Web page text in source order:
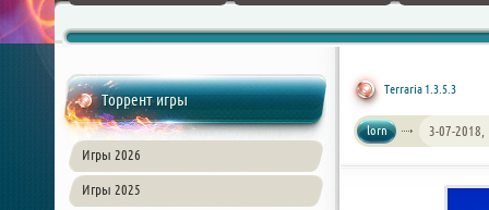
Торрент игры
Игры 2026
Игры 2025
Terraria 1.3.5.3
lorn 3-07-2018,